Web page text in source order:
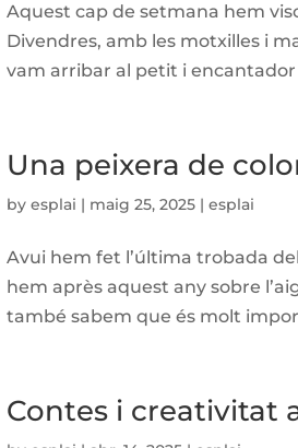
Aquest cap de setmana hem
Divendres, amb les motxilles i
vam arribar al petit i encantador
Una peixera de
byesplai | maig 25, 2025 |esplai
Avui hem fet l’última trobada
hem après aquest any sobre
també sabem que és molt
Contes i creativitat